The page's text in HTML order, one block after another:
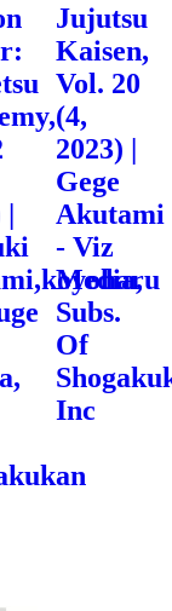
|
Jujutsu
Kaisen,
Vol. 20
(4,
2023) |
Gege
Akutami
- Viz
Media,
Subs.
Of
Inc